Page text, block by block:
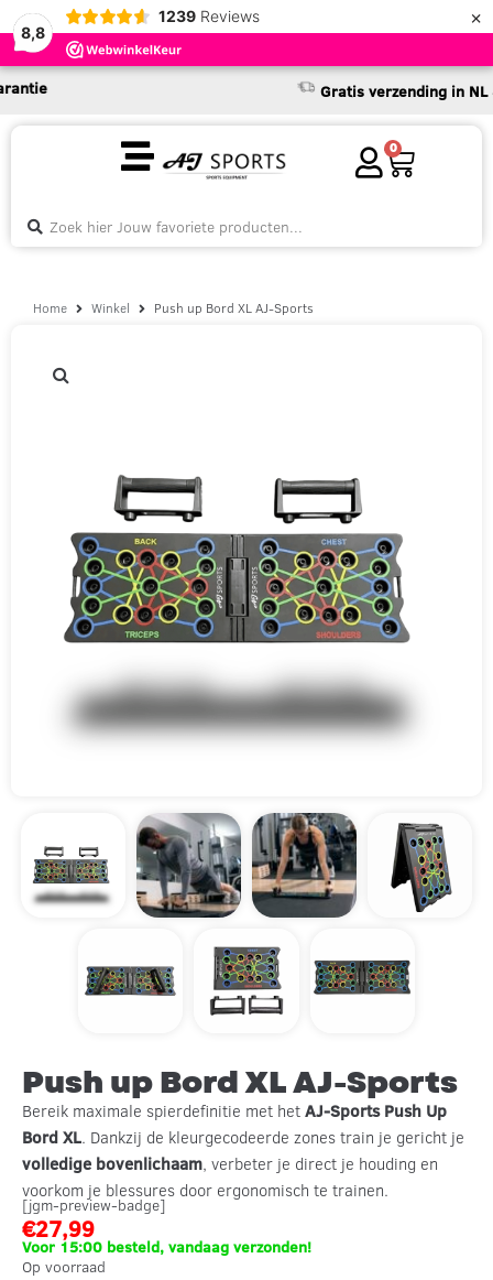
8,8
1239 Reviews ×
Gratis verzending in NL &
0
Home Winkel Push up Bord XL AJ-Sports
Push up Bord XL AJ-Sports
Bereik maximale spierdefinitie met hetAJ-Sports Push Up
Bord XL. Dankzij de kleurgecodeerde zones train je gericht je
volledige bovenlichaam, verbeter je direct je houding en
voorkom je blessures door ergonomisch te trainen.
[jgm-preview-badge]
€27,99
Voor 15:00 besteld, vandaag verzonden!
Op voorraad